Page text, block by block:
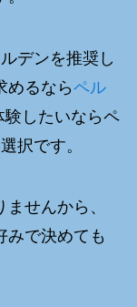
デンを推奨し
めるならペル
したいならペ
択です。
せんから、
みで決めても